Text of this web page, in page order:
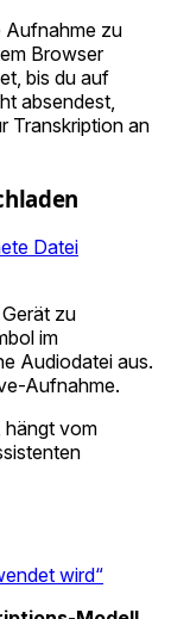
Aufnahme zu
Browser
bis du auf
absendest,
Transkription an
Datei
zu
im
Audiodatei aus.
Aufnahme.
hängt vom
wird“